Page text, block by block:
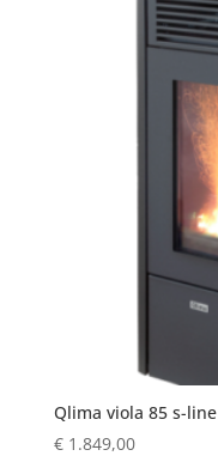
Qlima viola 85 s-line
€1.849,00